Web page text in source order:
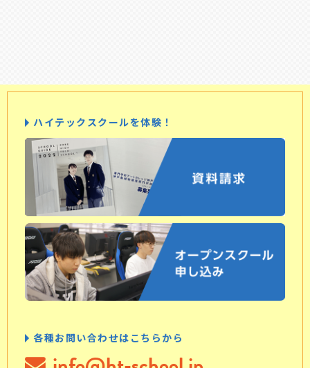
ハイテックスクールを体験！
各種お問い合わせはこちらから